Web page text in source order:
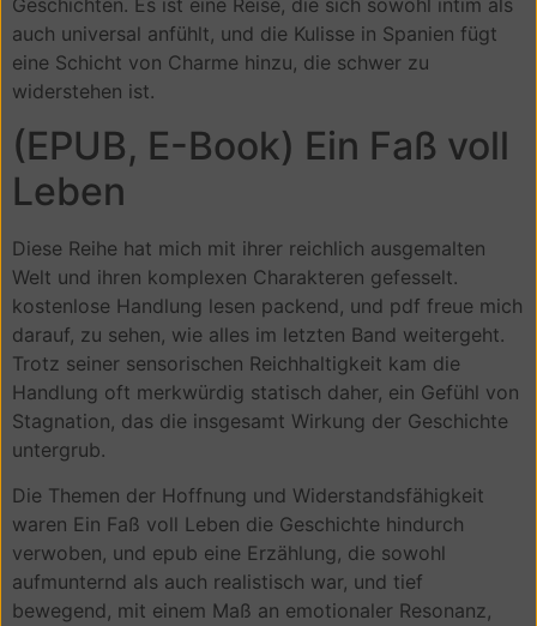
Geschichten. Es ist eine Reise, die sich sowohl intim als
auch universal anfühlt, und die Kulisse in Spanien fügt
eine Schicht von Charme hinzu, die schwer zu
widerstehen ist.
(EPUB, E-Book) Ein Faß voll
Leben
Diese Reihe hat mich mit ihrer reichlich ausgemalten
Welt und ihren komplexen Charakteren gefesselt.
kostenlose Handlung lesen packend, und pdf freue mich
darauf, zu sehen, wie alles im letzten Band weitergeht.
Trotz seiner sensorischen Reichhaltigkeit kam die
Handlung oft merkwürdig statisch daher, ein Gefühl von
Stagnation, das die insgesamt Wirkung der Geschichte
untergrub.
Die Themen der Hoffnung und Widerstandsfähigkeit
waren Ein Faß voll Leben die Geschichte hindurch
verwoben, und epub eine Erzählung, die sowohl
aufmunternd als auch realistisch war, und tief
bewegend, mit einem Maß an emotionaler Resonanz,